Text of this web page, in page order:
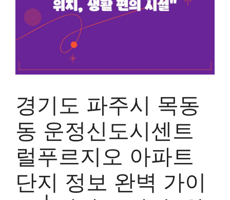
경기도 파주시 목동
동 운정신도시센트
럴푸르지오 아파트
단지 정보 완벽 가이